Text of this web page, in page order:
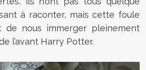
à raconter, mais cette foule
de nous immerger pleinement
l’avant Harry Potter.